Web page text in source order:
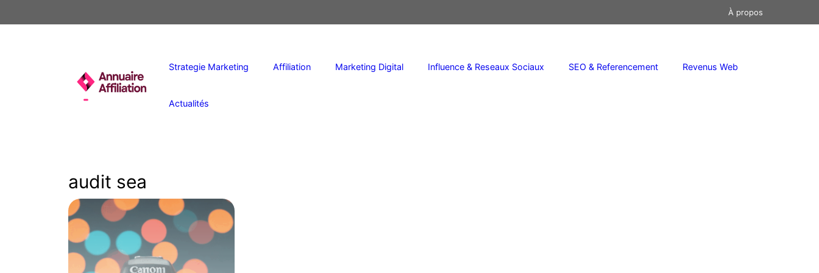
au
À propos
Strategie Marketing Affiliation Marketing Digital Influence & Reseaux Sociaux SEO & Referencement Revenus Web
Actualités
audit sea